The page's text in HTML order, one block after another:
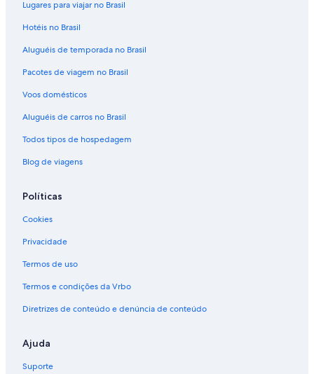
Lugares para viajar no Brasil
Hotéis no Brasil
Aluguéis de temporada no Brasil
Pacotes de viagem no Brasil
Voos domésticos
Aluguéis de carros no Brasil
Todos tipos de hospedagem
Blog de viagens
Políticas
Cookies
Privacidade
Termos de uso
Termos e condições da Vrbo
Diretrizes de conteúdo e denúncia de conteúdo
Ajuda
Suporte